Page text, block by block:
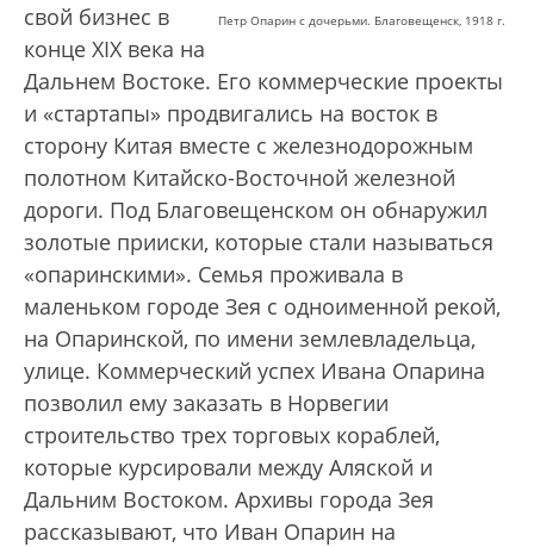
Петр Опарин с дочерьми. Благовещенск, 1918 г.
свой бизнес в
конце XIX века на
Дальнем Востоке. Его коммерческие проекты
и «стартапы» продвигались на восток в
сторону Китая вместе с железнодорожным
полотном Китайско-Восточной железной
дороги. Под Благовещенском он обнаружил
золотые прииски, которые стали называться
«опаринскими». Семья проживала в
маленьком городе Зея с одноименной рекой,
на Опаринской, по имени землевладельца,
улице. Коммерческий успех Ивана Опарина
позволил ему заказать в Норвегии
строительство трех торговых кораблей,
которые курсировали между Аляской и
Дальним Востоком. Архивы города Зея
рассказывают, что Иван Опарин на